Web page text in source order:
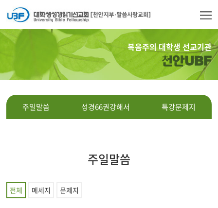
복음주의 대학생 선교기관
천안UBF
주일말씀 성경66권강해서 특강문제지
주일말씀
전체 메세지 문제지